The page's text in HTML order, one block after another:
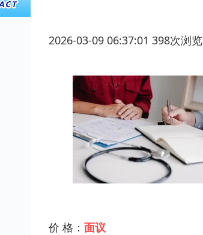
2026-03-09 06:37:01 398次浏览
价 格： 面议